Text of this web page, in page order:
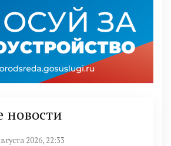
2026, 22:33